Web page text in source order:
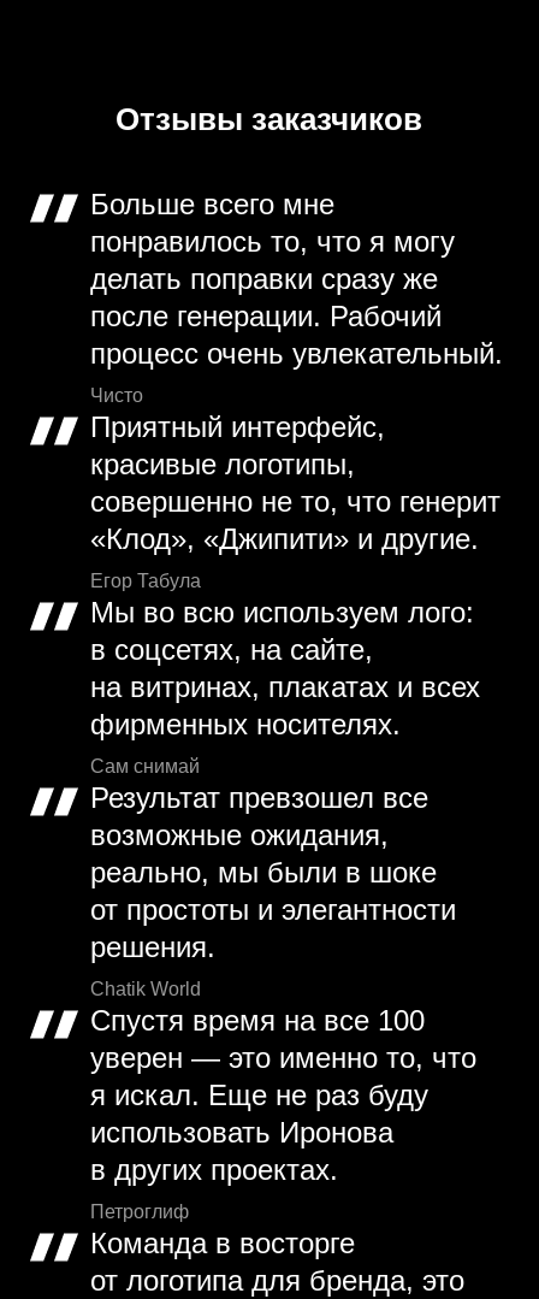
Отзывы заказчиков
Больше всего мне
понравилось то, что я могу
делать поправки сразу же
после генерации. Рабочий
процесс очень увлекательный.
Чисто
Приятный интерфейс,
красивые логотипы,
совершенно не то, что генерит
«Клод», «Джипити» и другие.
Егор Табула
Мы во всю используем лого:
в соцсетях, на сайте,
на витринах, плакатах и всех
фирменных носителях.
Сам снимай
Результат превзошел все
возможные ожидания,
реально, мы были в шоке
от простоты и элегантности
решения.
Chatik World
Спустя время на все 100
уверен — это именно то, что
я искал. Еще не раз буду
использовать Иронова
в других проектах.
Петроглиф
Команда в восторге
от логотипа для бренда, это